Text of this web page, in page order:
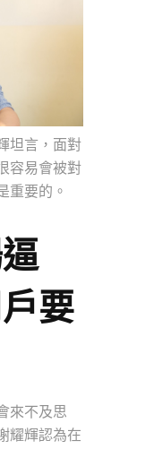
坦言，面對
容易會被對
重要的。
要
來不及思
耀輝認為在